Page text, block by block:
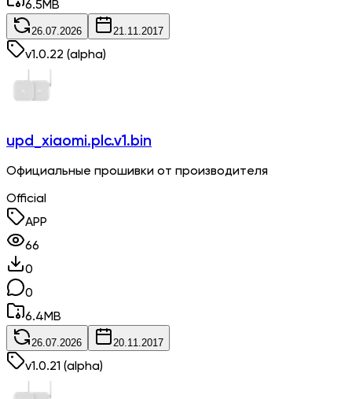
6.5MB
26.07.2026 21.11.2017
v1.0.22 (alpha)
upd_xiaomi.plc.v1.bin
Официальные прошивки от производителя
Official
APP
66
0
0
6.4MB
26.07.2026 20.11.2017
v1.0.21 (alpha)